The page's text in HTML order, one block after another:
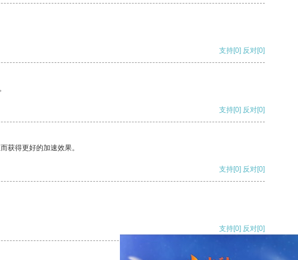
支持[0] 反对[0]
支持[0] 反对[0]
获得更好的加速效果。
支持[0] 反对[0]
支持[0] 反对[0]